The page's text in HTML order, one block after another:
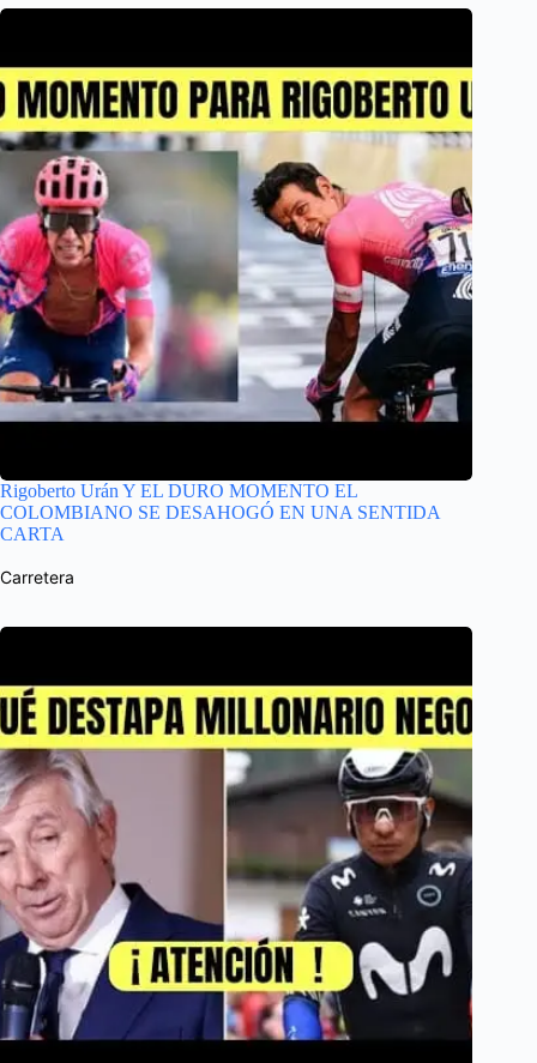
Rigoberto Urán Y EL DURO MOMENTO EL
COLOMBIANO SE DESAHOGÓ EN UNA SENTIDA
CARTA
Carretera